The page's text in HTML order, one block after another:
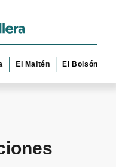
Maitén El Bolsón Esquel